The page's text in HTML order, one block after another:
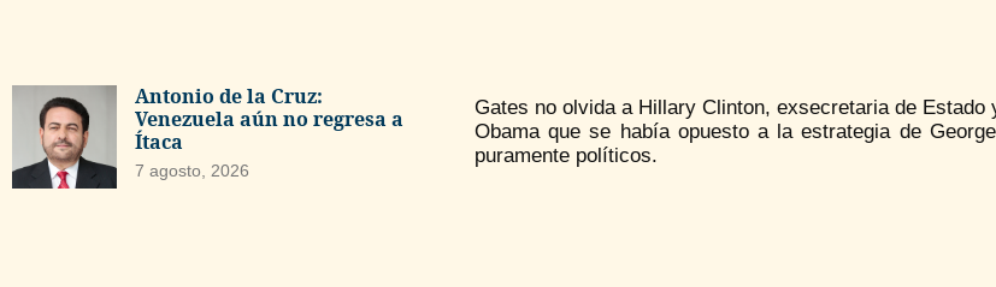
Antonio de la Cruz:
Venezuela aún no regresa a
Ítaca
7 agosto, 2026
Gates no olvida a Hillary Clinton, exsecretaria de
Obama que se había opuesto a la estrategia de
puramente políticos.